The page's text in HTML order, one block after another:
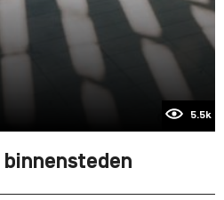
5.5k
binnensteden